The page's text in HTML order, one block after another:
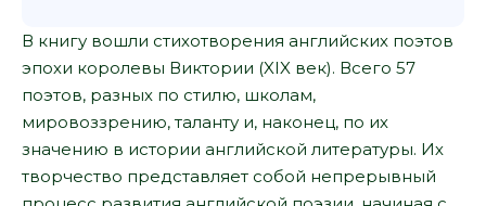
В книгу вошли стихотворения английских поэтов
эпохи королевы Виктории (XIX век). Всего 57
поэтов, разных по стилю, школам,
мировоззрению, таланту и, наконец, по их
значению в истории английской литературы. Их
творчество представляет собой непрерывный